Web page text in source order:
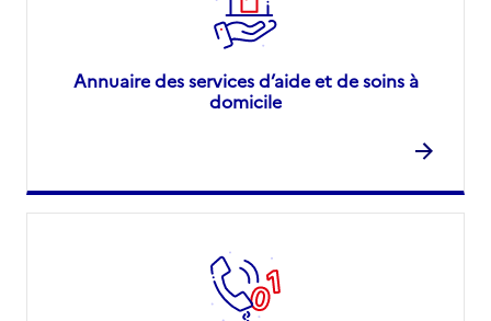
Annuaire des services d’aide et de soins à
domicile